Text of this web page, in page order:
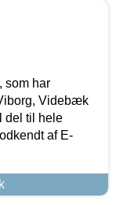
som har
Videbæk
del til hele
af E-